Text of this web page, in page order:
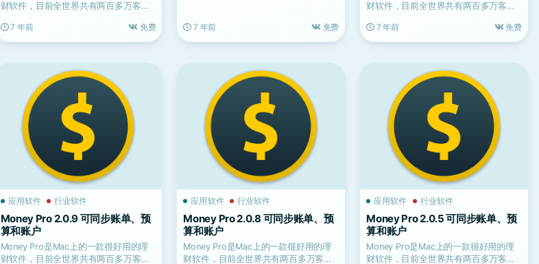
财软件，目前全世界共有两百多万客户
7 年前
免费 7 年前 免费
财软件，目前全世界共有两百多万客户
7 年前
免费
应用软件 行业软件
Money Pro 2.0.9 可同步账单、预
算和账户
Money Pro是Mac上的一款很好用的理
财软件，目前全世界共有两百多万客户
应用软件 行业软件
Money Pro 2.0.8 可同步账单、预
算和账户
Money Pro是Mac上的一款很好用的理
财软件，目前全世界共有两百多万客户
应用软件 行业软件
Money Pro 2.0.5 可同步账单、预
算和账户
Money Pro是Mac上的一款很好用的理
财软件，目前全世界共有两百多万客户